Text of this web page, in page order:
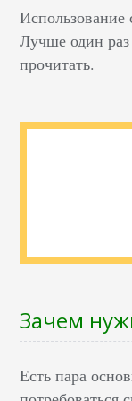
Лучше один
прочитать.
Зачем
Есть пара